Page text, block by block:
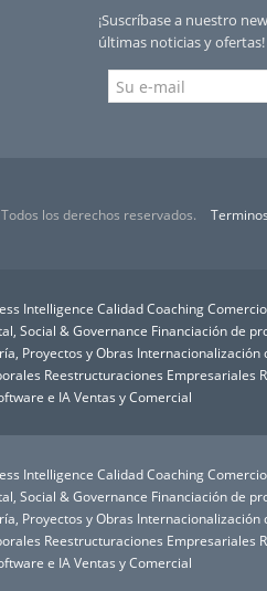
¡Suscríbase a nuestro
últimas noticias y ofertas!
los derechos reservados.
Intelligence Calidad Coaching
Social & Governance Financiación de
Proyectos y Obras Internacionalización
Reestructuraciones Empresariales
e IA Ventas y Comercial
Intelligence Calidad Coaching
Social & Governance Financiación de
Proyectos y Obras Internacionalización
Reestructuraciones Empresariales
e IA Ventas y Comercial